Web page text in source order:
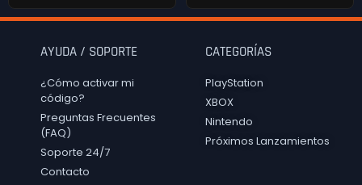
AYUDA / SOPORTE
¿Cómo activar mi
código?
Preguntas Frecuentes
(FAQ)
Soporte 24/7
Contacto
CATEGORÍAS
PlayStation
XBOX
Nintendo
Próximos Lanzamientos